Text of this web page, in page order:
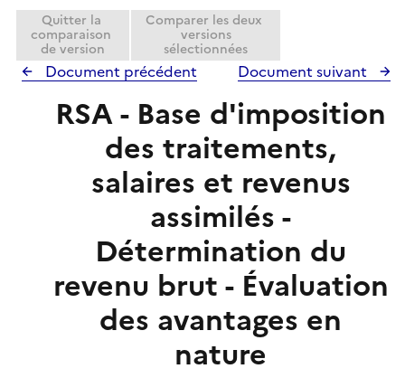
Quitter la
comparaison
de version
Comparer les deux
versions
sélectionnées
Document précédent Document suivant
RSA - Base d'imposition
des traitements,
salaires et revenus
assimilés -
Détermination du
revenu brut - Évaluation
des avantages en
nature